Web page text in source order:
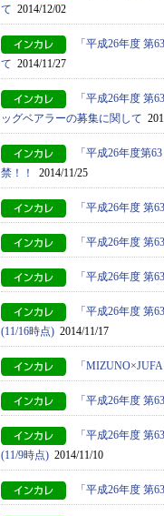
て 2014/12/02
「平成26年度 第
て 2014/11/27
「平成26年度 第
ッグベアラーの募集に関して
「平成26年度第
禁！！
2014/11/25
「平成26年度 第
「平成26年度 第
「平成26年度 第
「平成26年度 第
(11/16時点) 2014/11/17
「
「平成26年度 第
「平成26年度 第
(11/9時点) 2014/11/10
「平成26年度 第